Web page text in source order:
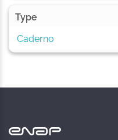
Type
Caderno